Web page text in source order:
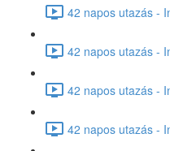
42 napos utazás -
42 napos utazás -
42 napos utazás -
42 napos utazás -